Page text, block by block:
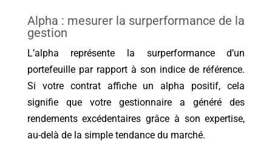
Alpha : mesurer la surperformance de la
gestion
L’alpha représente la surperformance d’un
portefeuille par rapport à son indice de référence.
Si votre contrat affiche un alpha positif, cela
signifie que votre gestionnaire a généré des
rendements excédentaires grâce à son expertise,
au-delà de la simple tendance du marché.